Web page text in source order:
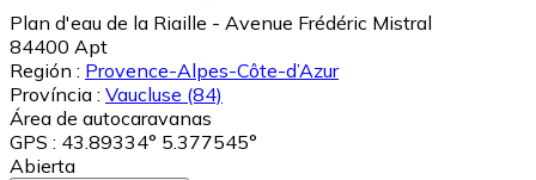
Plan d'eau de la Riaille - Avenue Frédéric Mistral
84400 Apt
Región : Provence-Alpes-Côte-d’Azur
Província : Vaucluse (84)
Área de autocaravanas
GPS : 43.89334° 5.377545°
Abierta